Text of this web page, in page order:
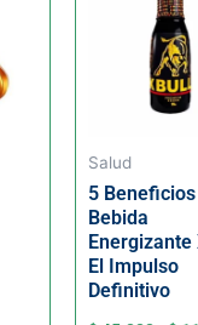
Salud
5
Bebida
Energizante
El Impulso
Definitivo
producto
múltiples
variantes.
opciones
se
pueden
elegir
en